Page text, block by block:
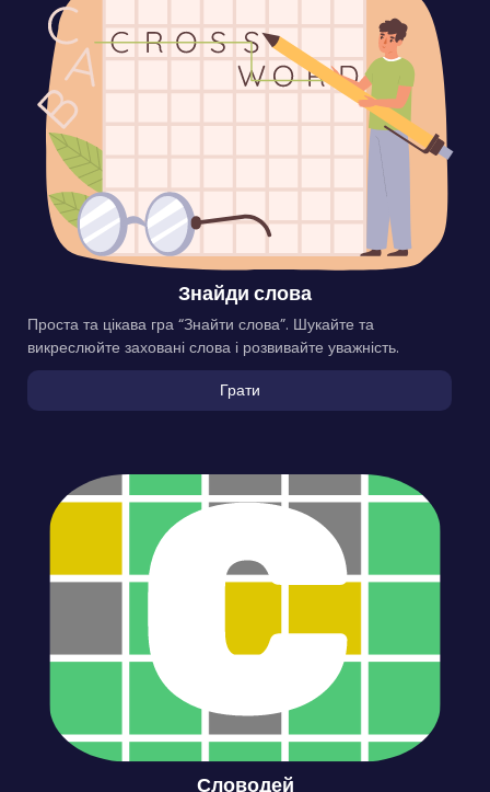
Знайди слова
Проста та цікава гра “Знайти слова”. Шукайте та
викреслюйте заховані слова і розвивайте уважність.
Грати
Словодей